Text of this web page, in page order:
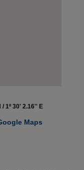
/ 1º 30' 2.16'' E
Maps